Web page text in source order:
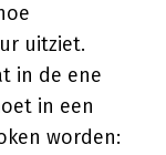
uitziet.
in de ene
in een
worden: